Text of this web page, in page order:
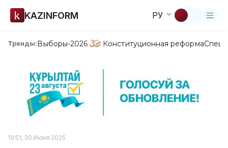
KAZINFORM РУ
Тренды:Выборы-2026 Конституционная реформа
19:51, 30 Июня 2025